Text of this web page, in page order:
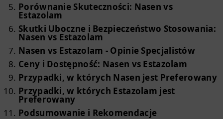
Porównanie Skuteczności: Nasen vs
Estazolam
Skutki Uboczne i Bezpieczeństwo Stosowania:
Nasen vs Estazolam
Nasen vs Estazolam - Opinie Specjalistów
Ceny i Dostępność: Nasen vs Estazolam
Przypadki, w których Nasen jest Preferowany
Przypadki, w których Estazolam jest
Preferowany
Podsumowanie i Rekomendacje